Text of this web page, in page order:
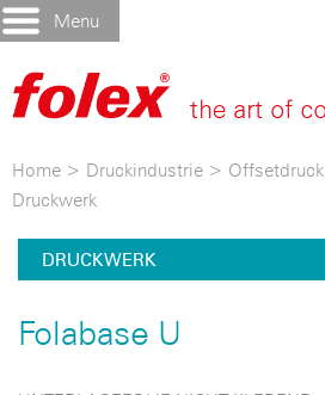
Menu
Home > Druckindustrie > Offsetdruck
Druckwerk
DRUCKWERK
Folabase U